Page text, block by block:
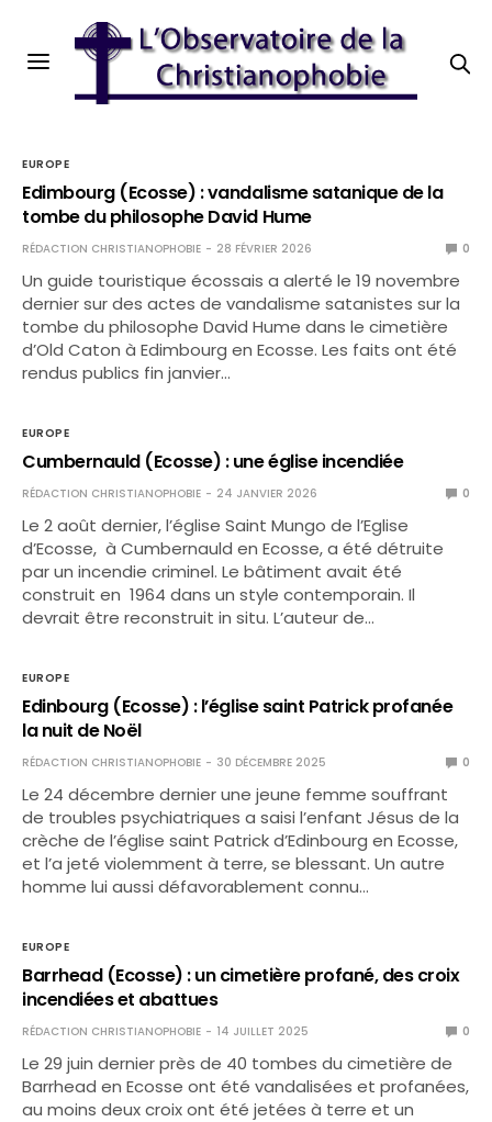
EUROPE
Edimbourg (Ecosse) : vandalisme satanique de la
tombe du philosophe David Hume
RÉDACTION CHRISTIANOPHOBIE 28 FÉVRIER 2026 0
Un guide touristique écossais a alerté le 19 novembre
dernier sur des actes de vandalisme satanistes sur la
tombe du philosophe David Hume dans le cimetière
d’Old Caton à Edimbourg en Ecosse. Les faits ont été
rendus publics fin janvier…
EUROPE
Cumbernauld (Ecosse) : une église incendiée
RÉDACTION CHRISTIANOPHOBIE 24 JANVIER 2026 0
Le 2 août dernier, l’église Saint Mungo de l’Eglise
d’Ecosse, à Cumbernauld en Ecosse, a été détruite
par un incendie criminel. Le bâtiment avait été
construit en 1964 dans un style contemporain. Il
devrait être reconstruit in situ. L’auteur de…
EUROPE
Edinbourg (Ecosse) : l’église saint Patrick profanée
la nuit de Noël
RÉDACTION CHRISTIANOPHOBIE 30 DÉCEMBRE 2025 0
Le 24 décembre dernier une jeune femme souffrant
de troubles psychiatriques a saisi l’enfant Jésus de la
crèche de l’église saint Patrick d’Edinbourg en Ecosse,
et l’a jeté violemment à terre, se blessant. Un autre
homme lui aussi défavorablement connu…
EUROPE
Barrhead (Ecosse) : un cimetière profané, des croix
incendiées et abattues
RÉDACTION CHRISTIANOPHOBIE 14 JUILLET 2025 0
Le 29 juin dernier près de 40 tombes du cimetière de
Barrhead en Ecosse ont été vandalisées et profanées,
au moins deux croix ont été jetées à terre et un